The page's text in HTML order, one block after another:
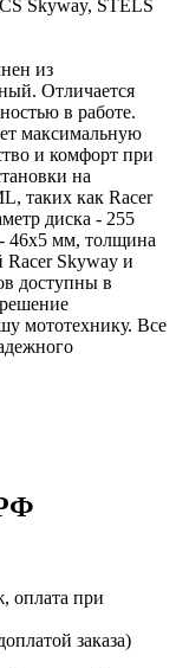
Skyway, STELS
из
Отличается
в работе.
максимальную
и комфорт при
на
таких как Racer
диска - 255
46х5 мм, толщина
Racer Skyway и
доступны в
мототехнику. Все
оплата при
заказа)